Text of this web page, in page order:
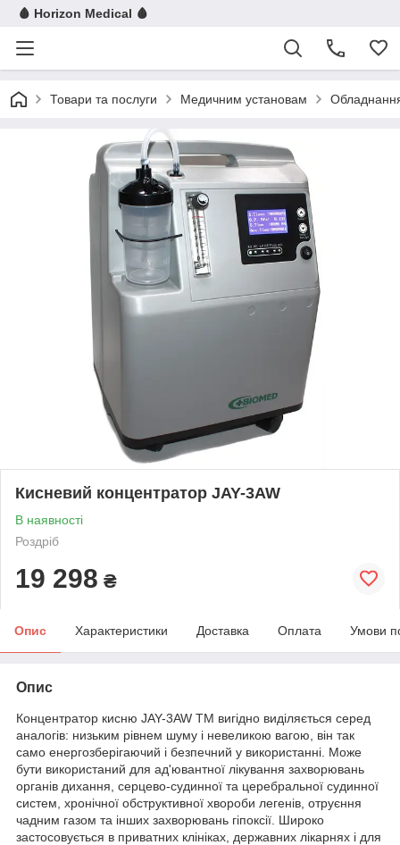
🩸 Horizon Medical 🩸
Товари та послуги Медичним установам Обладнання
Кисневий концентратор JAY-3AW
В наявності
Роздріб
19 298 ₴
Опис Характеристики Доставка Оплата Умови
Опис
Концентратор кисню JAY-3AW ТМ вигідно виділяється серед
аналогів: низьким рівнем шуму і невеликою вагою, він так
само енергозберігаючий і безпечний у використанні. Може
бути використаний для ад'ювантної лікування захворювань
органів дихання, серцево-судинної та церебральної судинної
систем, хронічної обструктивної хвороби легенів, отруєння
чадним газом та інших захворювань гіпоксії. Широко
застосовується в приватних клініках, державних лікарнях і для